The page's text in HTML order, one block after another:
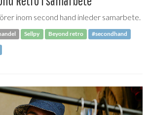
inom second hand inleder samarbete.
Sellpy Beyond retro #secondhand